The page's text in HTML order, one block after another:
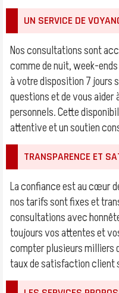
UN SERVICE DE
Nos consultations sont
comme de nuit, week-
à votre disposition 7 jours
questions et de vous
personnels. Cette
attentive et un soutien
TRANSPARENCE ET
La confiance est au cœur
nos tarifs sont fixes et
consultations avec
toujours vos attentes et
compter plusieurs milliers
taux de satisfaction client